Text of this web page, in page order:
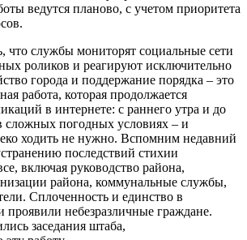
ведутся планово, с учетом приоритета
что службы мониторят социальные сети
роликов и реагируют исключительно
города и поддержание порядка – это
работа, которая продолжается
в интернете: с раннего утра и до
сложных погодных условиях – и
ходить не нужно. Вспомним недавний
последствий стихии
включая руководство района,
района, коммунальные службы,
Сплоченность и единство в
проявили небезразличные граждане.
заседания штаба,